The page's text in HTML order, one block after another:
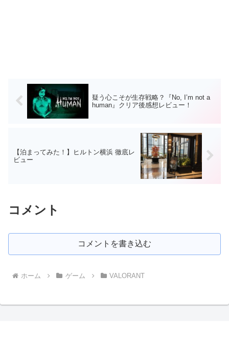
疑う心こそが生存戦略？『No, I’m not a
human』クリア後感想レビュー！
【泊まってみた！】ヒルトン横浜 徹底レ
ビュー
コメント
コメントを書き込む
ホーム ゲーム VALORANT